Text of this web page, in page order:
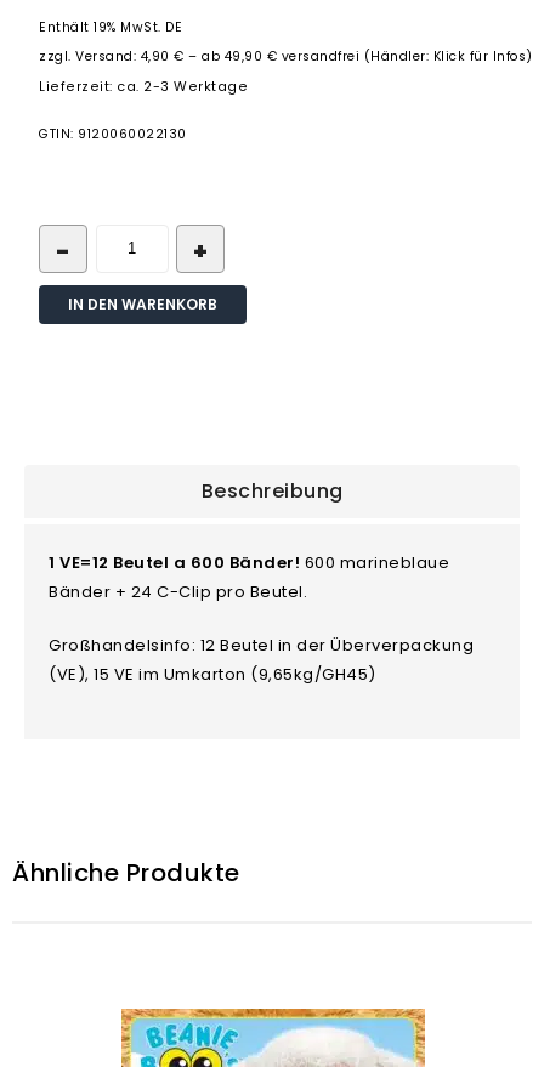
Enthält 19% MwSt. DE
zzgl.Versand: 4,90 € – ab 49,90 € versandfrei (Händler: Klick für Infos)
Lieferzeit: ca. 2-3 Werktage
GTIN: 9120060022130
IN DEN WARENKORB
Beschreibung
1 VE=12 Beutel a 600 Bänder! 600 marineblaue
Bänder + 24 C-Clip pro Beutel.
Großhandelsinfo: 12 Beutel in der Überverpackung
(VE), 15 VE im Umkarton (9,65kg/GH45)
Ähnliche Produkte